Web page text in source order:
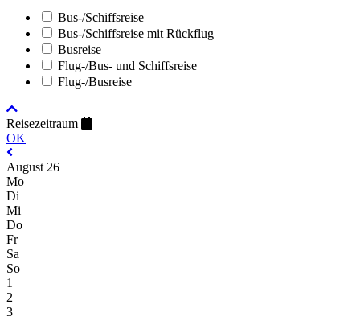
Bus-/Schiffsreise
Bus-/Schiffsreise mit Rückflug
Busreise
Flug-/Bus- und Schiffsreise
Flug-/Busreise
Reisezeitraum
OK
August 26
Mo
Di
Mi
Do
Fr
Sa
So
1
2
3